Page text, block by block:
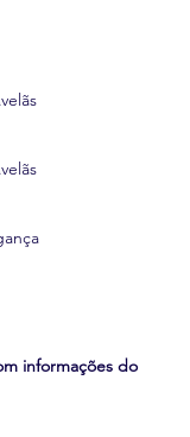
informações do